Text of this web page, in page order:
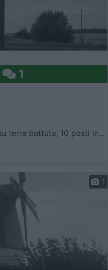
1
terra battuta, 10 posti in...
1